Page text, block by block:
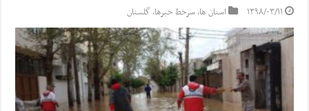
۱۳۹۸/۰۳/۱۱ استان ها,سرخط خبرها,گلستان